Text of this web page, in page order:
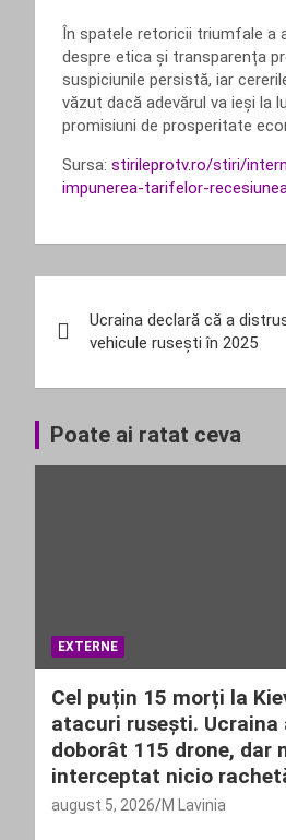
În spatele retoricii triumfale a
despre etica și transparența
suspiciunile persistă, iar
văzut dacă adevărul va ieși la
promisiuni de prosperitate
Sursa: stirileprotv.ro/stiri/
impunerea-tarifelor-
în
articole
Ucraina declară că a
vehicule rusești în 2025
Poate ai ratat ceva
EXTERNE
Cel puțin 15 morți la
atacuri rusești. Ucraina
doborât 115 drone, dar
interceptat nicio
august 5, 2026 M Lavinia